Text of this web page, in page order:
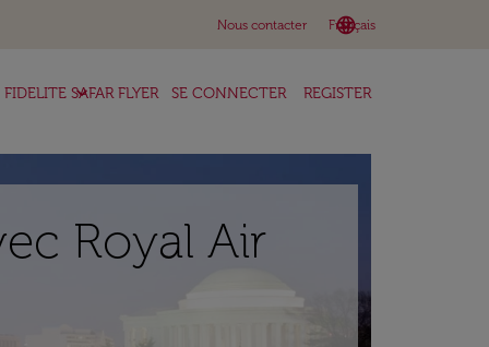
Nous contacter language
Français
keyboard_arrow_down
FIDELITE SAFAR FLYER
keyboard_arrow_down SE CONNECTER REGISTER
Royal Air